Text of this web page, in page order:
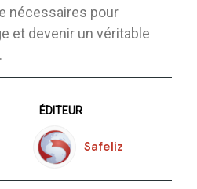
nécessaires pour
et devenir un véritable
ÉDITEUR
Safeliz